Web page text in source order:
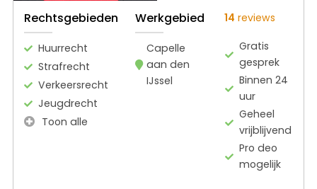
Rechtsgebieden
Huurrecht
Strafrecht
Verkeersrecht
Jeugdrecht
Toon alle
Werkgebied
Capelle
aan den
IJssel
14 reviews
Gratis
gesprek
Binnen 24
uur
Geheel
vrijblijvend
Pro deo
mogelijk